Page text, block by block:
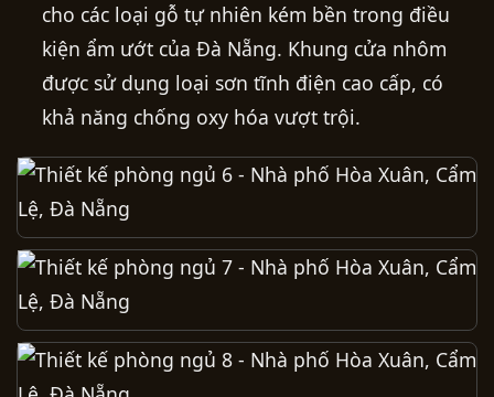
cho các loại gỗ tự nhiên kém bền trong điều
kiện ẩm ướt của Đà Nẵng. Khung cửa nhôm
được sử dụng loại sơn tĩnh điện cao cấp, có
khả năng chống oxy hóa vượt trội.